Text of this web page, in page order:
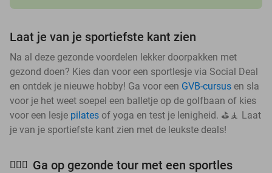
Laat je van je sportiefste kant zien
Na al deze gezonde voordelen lekker doorpakken met
gezond doen? Kies dan voor een sportlesje via Social Deal
en ontdek je nieuwe hobby! Ga voor een GVB-cursus en sla
voor je het weet soepel een balletje op de golfbaan of kies
voor een lesje pilates of yoga en test je lenigheid. ⛳🧘 Laat
je van je sportiefste kant zien met de leukste deals!
🧘🏻‍♀️ Ga op gezonde tour met een sportles